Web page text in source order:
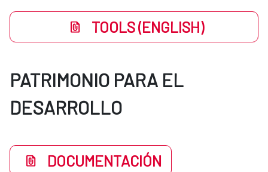
TOOLS (ENGLISH)
PATRIMONIO PARA EL
DESARROLLO
DOCUMENTACIÓN